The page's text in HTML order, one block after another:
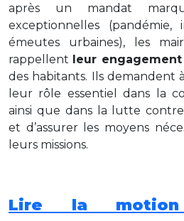
après un mandat
exceptionnelles (pandémie,
émeutes urbaines), les
rappellent leur
des habitants. Ils demandent
leur rôle essentiel dans la
ainsi que dans la lutte
et d’assurer les moyens
leurs missions.
Lire la